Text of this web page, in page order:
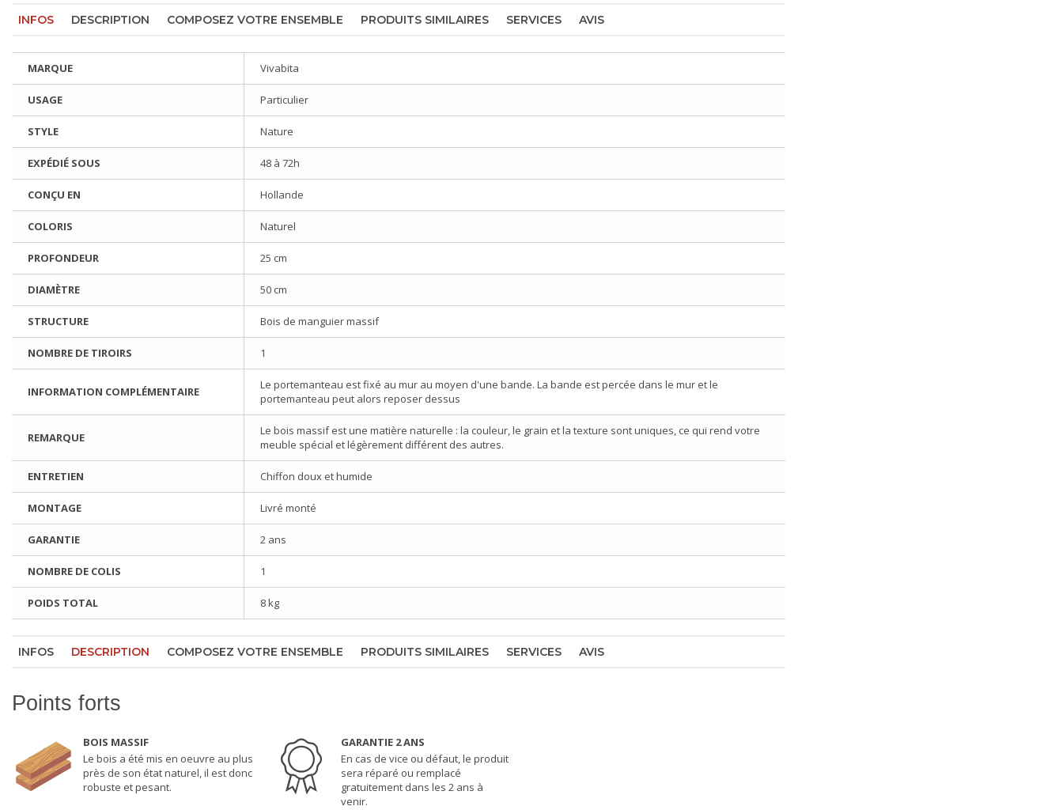
INFOS DESCRIPTION COMPOSEZ VOTRE ENSEMBLE PRODUITS SIMILAIRES SERVICES AVIS
MARQUE Vivabita
USAGE Particulier
STYLE Nature
EXPÉDIÉ SOUS 48 à 72h
CONÇU EN Hollande
COLORIS Naturel
PROFONDEUR 25 cm
DIAMÈTRE 50 cm
STRUCTURE Bois de manguier massif
NOMBRE DE TIROIRS 1
INFORMATION COMPLÉMENTAIRE
Le portemanteau est fixé au mur au moyen d'une bande. La bande est percée dans le mur et le
portemanteau peut alors reposer dessus
REMARQUE
Le bois massif est une matière naturelle : la couleur, le grain et la texture sont uniques, ce qui rend votre
meuble spécial et légèrement différent des autres.
ENTRETIEN Chiffon doux et humide
MONTAGE Livré monté
GARANTIE 2 ans
NOMBRE DE COLIS 1
POIDS TOTAL 8 kg
INFOS DESCRIPTION COMPOSEZ VOTRE ENSEMBLE PRODUITS SIMILAIRES SERVICES AVIS
Points forts
BOIS MASSIF
Le bois a été mis en oeuvre au plus
près de son état naturel, il est donc
robuste et pesant.
GARANTIE 2 ANS
En cas de vice ou défaut, le produit
sera réparé ou remplacé
gratuitement dans les 2 ans à
venir.